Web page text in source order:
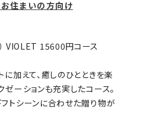
住まいの方向け
VIOLET 15600円コース
加えて、癒しのひとときを楽
ーションも充実したコース。
トシーンに合わせた贈り物が